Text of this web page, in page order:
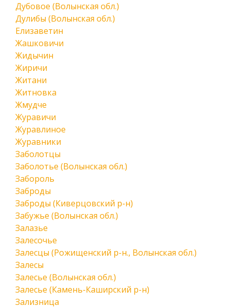
Дубовое (Волынская обл.)
Дулибы (Волынская обл.)
Елизаветин
Жашковичи
Жидычин
Жиричи
Житани
Житновка
Жмудче
Журавичи
Журавлиное
Журавники
Заболотцы
Заболотье (Волынская обл.)
Забороль
Заброды
Заброды (Киверцовский р-н)
Забужье (Волынская обл.)
Залазье
Залесочье
Залесцы (Рожищенский р-н., Волынская обл.)
Залесы
Залесье (Волынская обл.)
Залесье (Камень-Каширский р-н)
Зализница